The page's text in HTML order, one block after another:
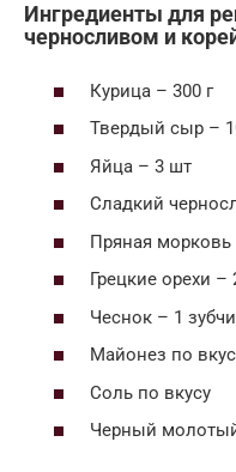
Ингредиенты для
черносливом и
Курица – 300 г
Твердый сыр –
Яйца – 3 шт
Сладкий
Пряная морковь
Грецкие орехи –
Чеснок – 1
Майонез по
Соль по вкусу
Черный